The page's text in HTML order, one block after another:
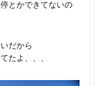
とかできてないの
だから
たよ、、、